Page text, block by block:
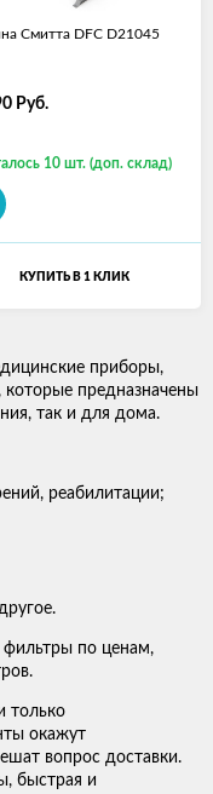
Смитта DFC D21045
Руб.
10 шт. (доп. склад)
КУПИТЬ В 1 КЛИК
приборы,
предназначены
так и для дома.
реабилитации;
фильтры по ценам,
только
окажут
вопрос доставки.
быстрая и